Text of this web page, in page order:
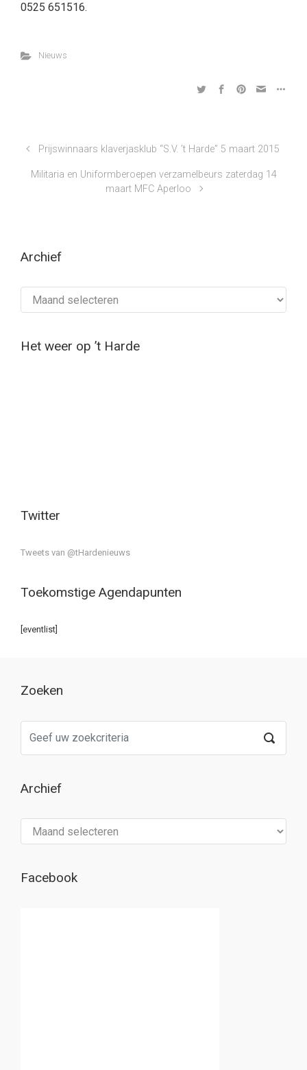
0525 651516.
Nieuws
Prijswinnaars klaverjasklub “S.V. ’t Harde” 5 maart 2015
Militaria en Uniformberoepen verzamelbeurs zaterdag 14
maart MFC Aperloo
Archief
Het weer op ’t Harde
Twitter
Tweets van @tHardenieuws
Toekomstige Agendapunten
[eventlist]
Zoeken
Archief
Facebook